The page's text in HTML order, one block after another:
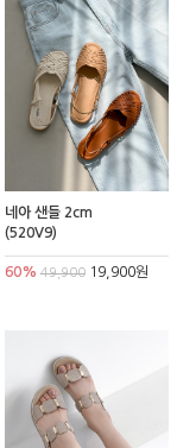
네아 샌들 2cm
(520V9)
60% 49,90019,900원